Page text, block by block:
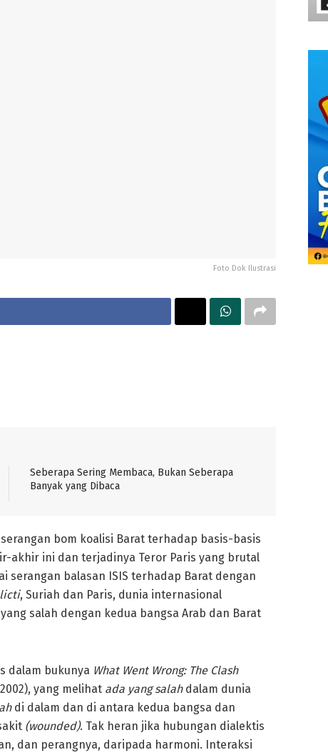
Foto Dok Ilustrasi
Seberapa Sering Membaca, Bukan Seberapa
Banyak yang Dibaca
bom koalisi Barat terhadap basis-basis
akhir ini dan terjadinya Teror Paris yang brutal
serangan balasan ISIS terhadap Barat dengan
, Suriah dan Paris, dunia internasional
salah dengan kedua bangsa Arab dan Barat
dalam bukunya What Went Wrong: The Clash
yang melihat ada yang salahdalam dunia
di dalam dan di antara kedua bangsa dan
(wounded). Tak heran jika hubungan dialektis
dan perangnya, daripada harmoni. Interaksi